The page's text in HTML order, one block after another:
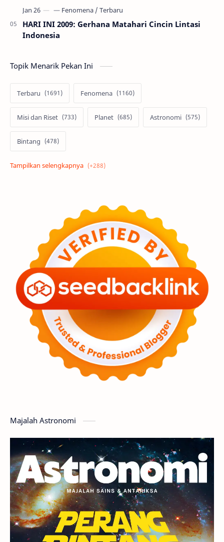
HARI INI 2009: Gerhana Matahari Cincin Lintasi
Indonesia
Topik Menarik Pekan Ini
Terbaru Fenomena
Misi dan Riset Planet Astronomi
Bintang
Alam semesta Galaksi
Tata Surya Hype
Asteroid Observasi
Premium Komet Bulan
Penelitian Serba-serbi Satelit
Luar Angkasa Video Aurora
Supernova Nebula Sponsored
Mars Planet Katai
GMT 2016
Planet Kerdil Bumi Pengetahuan
Berita Hujan Meteor Satelit Alami
Rasi Bintang Teleskop Saturnus
GBT 2018 UFO Advertorial
Majalah Astronomi